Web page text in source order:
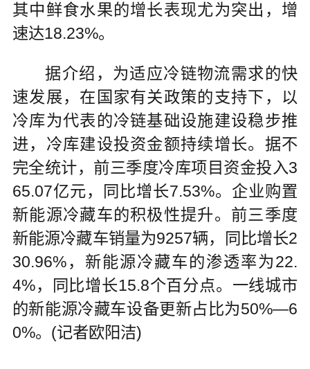
其中鲜食水果的增长表现尤为突出，增
速达18.23%。
据介绍，为适应冷链物流需求的快
速发展，在国家有关政策的支持下，以
冷库为代表的冷链基础设施建设稳步推
进，冷库建设投资金额持续增长。据不
完全统计，前三季度冷库项目资金投入3
65.07亿元，同比增长7.53%。企业购置
新能源冷藏车的积极性提升。前三季度
新能源冷藏车销量为9257辆，同比增长2
30.96%，新能源冷藏车的渗透率为22.
4%，同比增长15.8个百分点。一线城市
的新能源冷藏车设备更新占比为50%—6
0%。(记者欧阳洁)